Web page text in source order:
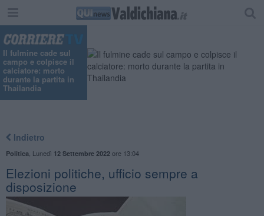
Il fulmine cade sul
campo e colpisce il
calciatore: morto
durante la partita in
Thailandia
Indietro
Politica Lunedì 12 Settembre 2022ore 13:04
Elezioni politiche, ufficio sempre a
disposizione